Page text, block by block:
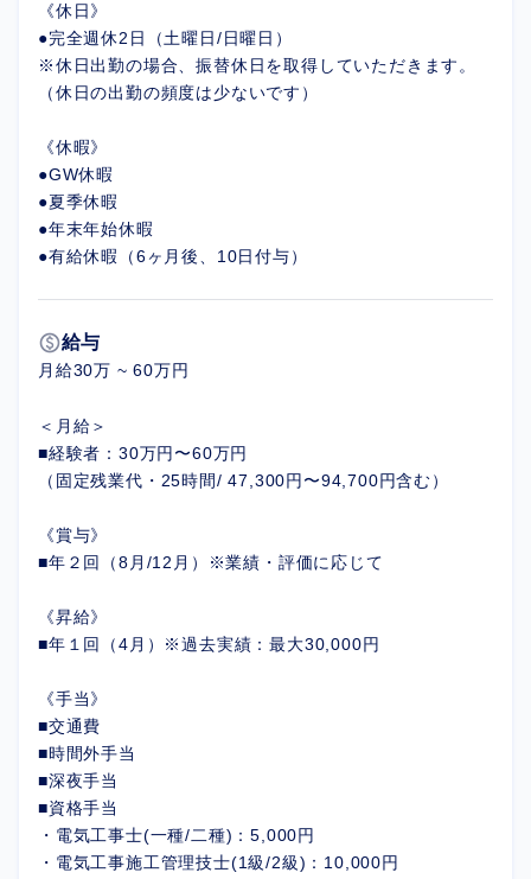
《休日》
●完全週休2日（土曜日/日曜日）
※休日出勤の場合、振替休日を取得していただきます。
（休日の出勤の頻度は少ないです）
《休暇》
●GW休暇
●夏季休暇
●年末年始休暇
●有給休暇（6ヶ月後、10日付与）
paid給与
月給30万 ~ 60万円
＜月給＞
■経験者：30万円〜60万円
（固定残業代・25時間/ 47,300円〜94,700円含む）
《賞与》
■年２回（8月/12月）※業績・評価に応じて
《昇給》
■年１回（4月）※過去実績：最大30,000円
《手当》
■交通費
■時間外手当
■深夜手当
■資格手当
・電気工事士(一種/二種)：5,000円
・電気工事施工管理技士(1級/2級)：10,000円